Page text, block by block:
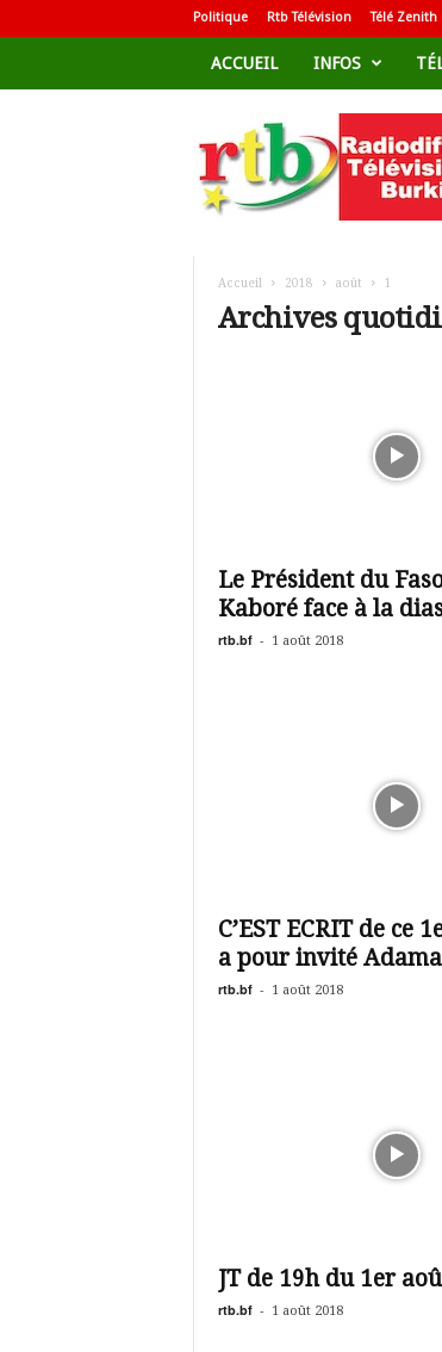
Politique Rtb Télévision Télé Zenith
ACCUEIL INFOS
d
i
Accueil 2018 août 1
Archives
Le Président du
Kaboré face à la
rtb.bf - 1 août 2018
C’EST ECRIT de ce
a pour invité
rtb.bf - 1 août 2018
JT de 19h du 1er
rtb.bf - 1 août 2018